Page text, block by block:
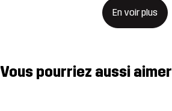
En voir plus
Vous pourriez aussi aimer